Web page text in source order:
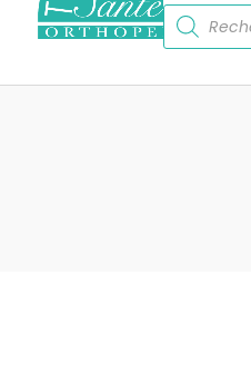
Recherche
de
produits